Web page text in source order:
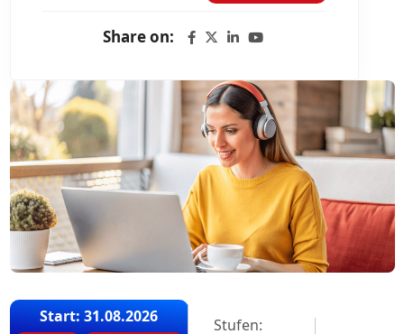
Share on:
Start: 31.08.2026 Stufen: